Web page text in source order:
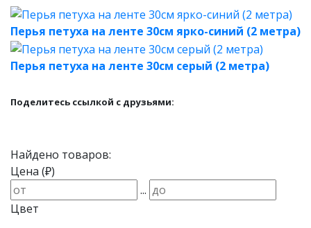
Перья петуха на ленте 30см ярко-синий (2 метра)
Перья петуха на ленте 30см серый (2 метра)
Поделитесь ссылкой с друзьями:
Найдено товаров:
Цена (₽)
...
Цвет